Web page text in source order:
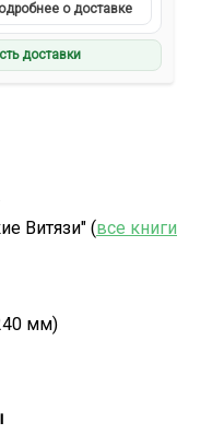
о доставке
доставки
Витязи" (все книги
мм)